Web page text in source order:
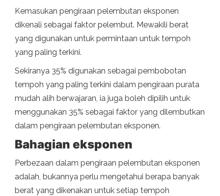
Kemasukan pengiraan pelembutan eksponen
dikenali sebagai faktor pelembut. Mewakili berat
yang digunakan untuk permintaan untuk tempoh
yang paling terkini.
Sekiranya 35% digunakan sebagai pembobotan
tempoh yang paling terkini dalam pengiraan purata
mudah alih berwajaran, ia juga boleh dipilih untuk
menggunakan 35% sebagai faktor yang dilembutkan
dalam pengiraan pelembutan eksponen.
Bahagian eksponen
Perbezaan dalam pengiraan pelembutan eksponen
adalah, bukannya perlu mengetahui berapa banyak
berat yang dikenakan untuk setiap tempoh